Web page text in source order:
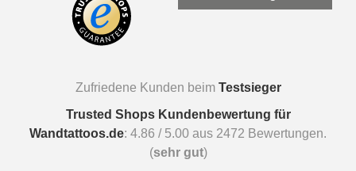
Zufriedene Kunden beim Testsieger
Trusted Shops Kundenbewertung für
Wandtattoos.de: 4.86 / 5.00 aus 2472 Bewertungen.
(sehr gut)